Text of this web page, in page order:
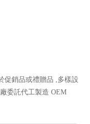
促銷品或禮贈品 ,多樣設
委託代工製造 OEM